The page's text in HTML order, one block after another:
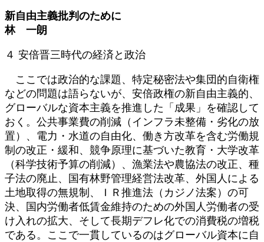
新
:
新自由主義批判のために
林 一朗
４ 安倍晋三時代の経済と政治
ここでは政治的な課題、特定秘密法や集団的自衛権
などの問題は語らないが、安倍政権の新自由主義的、
グローバルな資本主義を推進した「成果」を確認して
おく。公共事業費の削減（インフラ未整備・劣化の放
置）、電力・水道の自由化、働き方改革を含む労働規
制の改正・緩和、競争原理に基づいた教育・大学改革
（科学技術予算の削減）、漁業法や農協法の改正、種
子法の廃止、国有林野管理経営法改革、外国人による
土地取得の無規制、ＩＲ推進法（カジノ法案）の可
決、国内労働者低賃金維持のための外国人労働者の受
け入れの拡大、そして長期デフレ化での消費税の増税
である。ここで一貫しているのはグローバル資本に自